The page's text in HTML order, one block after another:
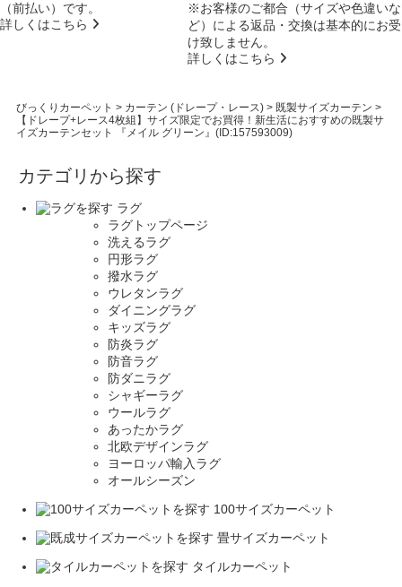
（前払い）です。
詳しくはこちら
※お客様のご都合（サイズや色違いな
ど）による返品・交換は基本的にお受
け致しません。
詳しくはこちら
びっくりカーペット > カーテン (ドレープ・レース)> 既製サイズカーテン >
【ドレープ+レース4枚組】サイズ限定でお買得！新生活におすすめの既製サ
イズカーテンセット 『メイル グリーン』(ID:157593009)
カテゴリから探す
ラグ
ラグトップページ
洗えるラグ
円形ラグ
撥水ラグ
ウレタンラグ
ダイニングラグ
キッズラグ
防炎ラグ
防音ラグ
防ダニラグ
シャギーラグ
ウールラグ
あったかラグ
北欧デザインラグ
ヨーロッパ輸入ラグ
オールシーズン
100サイズカーペット
畳サイズカーペット
タイルカーペット